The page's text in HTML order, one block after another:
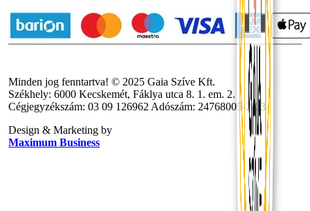
Minden jog fenntartva! © 2025 Gaia Szíve Kft.
Székhely: 6000 Kecskemét, Fáklya utca 8. 1. em. 2.
Cégjegyzékszám: 03 09 126962 Adószám: 24768005-2-03
Design & Marketing by
Maximum Business